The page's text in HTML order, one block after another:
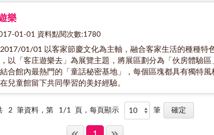
樂
01-01 資料點閱次數:1780
01/01 以客家節慶文化為主軸，融合客家生活的種種特
以「客庄遊樂去」為展覽主題，將展區劃分為「伙房體驗
合館內最熱門的「童話秘密基地」，每個區塊都具有獨特
兒童館留下共同學習的美好經驗。
2 筆資料，第 1/1 頁，每頁顯示 筆